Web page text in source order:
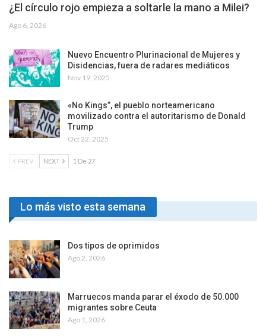
¿El círculo rojo empieza a soltarle la mano a Milei?
Ago 6, 2026
Nuevo Encuentro Plurinacional de Mujeres y
Disidencias, fuera de radares mediáticos
Nov 19, 2025
«No Kings”, el pueblo norteamericano
movilizado contra el autoritarismo de Donald
Trump
Oct 22, 2025
PREV NEXT 1 De 27
Lo más visto esta semana
Dos tipos de oprimidos
Ago 2, 2026
Marruecos manda parar el éxodo de 50.000
migrantes sobre Ceuta
Ago 1, 2026